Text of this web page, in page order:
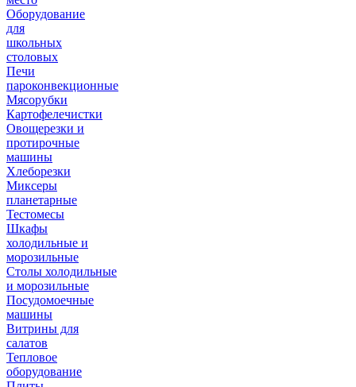
Оборудование
для
школьных
столовых
Печи
пароконвекционные
Мясорубки
Картофелечистки
Овощерезки и
протирочные
машины
Хлеборезки
Миксеры
планетарные
Тестомесы
Шкафы
холодильные и
морозильные
Столы холодильные
и морозильные
Посудомоечные
машины
Витрины для
салатов
Тепловое
оборудование